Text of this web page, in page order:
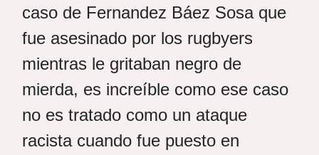
caso de Fernandez Báez Sosa que
fue asesinado por los rugbyers
mientras le gritaban negro de
mierda, es increíble como ese caso
no es tratado como un ataque
racista cuando fue puesto en